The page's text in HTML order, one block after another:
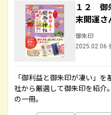
１２ 御
末開運
御朱印
2025.02.06
「御利益と御朱印が凄い」
社から厳選して御朱印を紹介
の一冊。